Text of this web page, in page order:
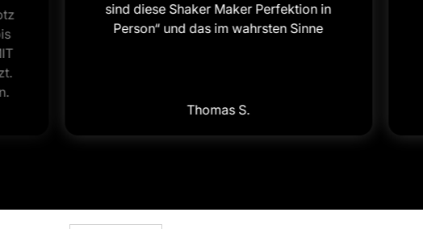
sind diese Shaker Maker Perfektion in
Person“ und das im wahrsten Sinne
Thomas S.